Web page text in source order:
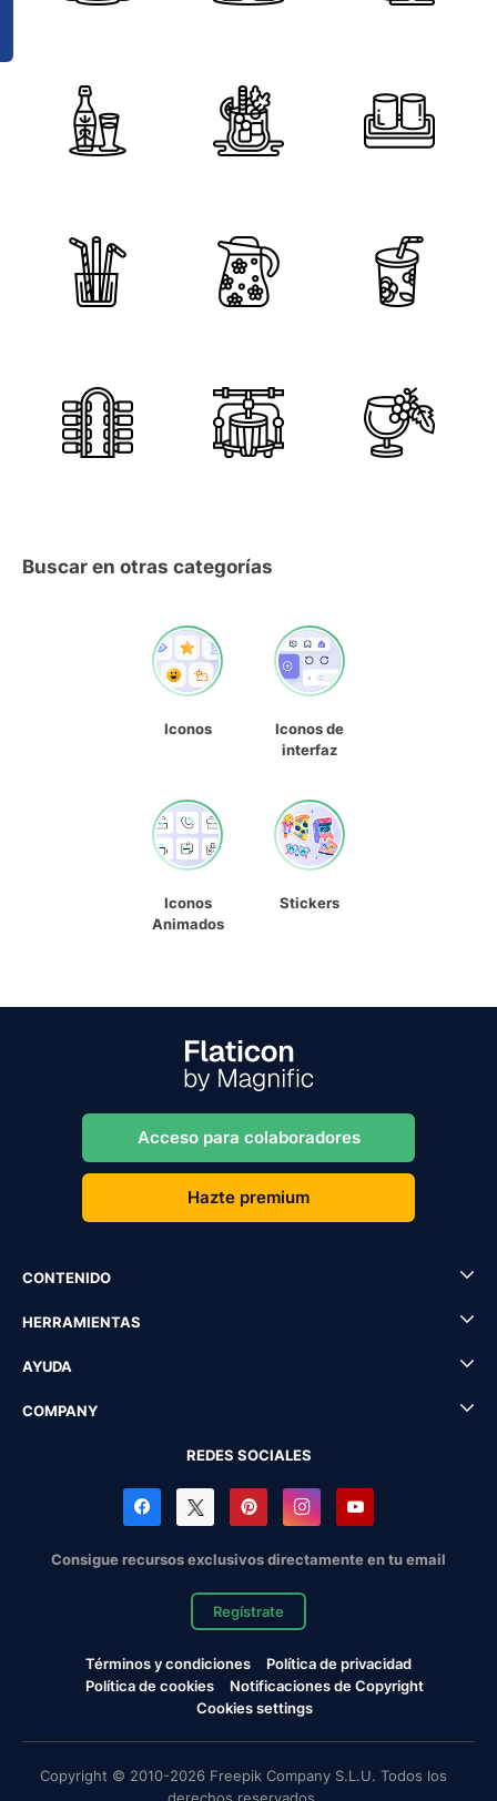
Buscar en otras categorías
Iconos
Iconos de
interfaz
Iconos
Animados
Stickers
Acceso para colaboradores
Hazte premium
CONTENIDO
HERRAMIENTAS
AYUDA
COMPANY
REDES SOCIALES
Consigue recursos exclusivos directamente en tu email
Regístrate
Términos y condiciones
Política de privacidad
Política de cookies
Notificaciones de Copyright
Cookies settings
Copyright © 2010-2026 Freepik Company S.L.U. Todos los